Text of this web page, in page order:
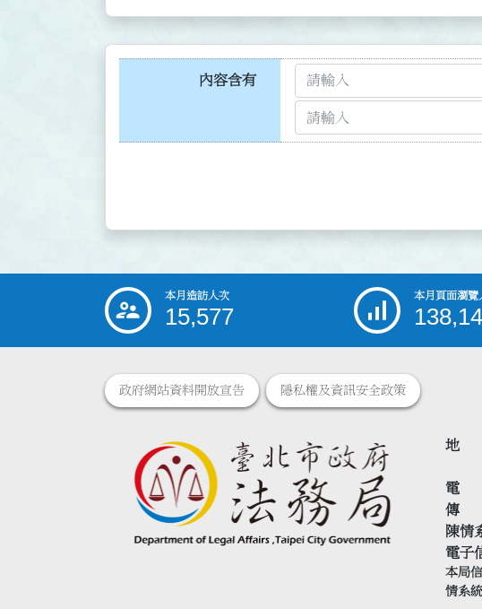
內容含有
::: 本月造訪人次
15,577
本月頁面瀏覽
政府網站資料開放宣告 隱私權及資訊安全政策
地
電
傳
陳情
電子
本局
情系